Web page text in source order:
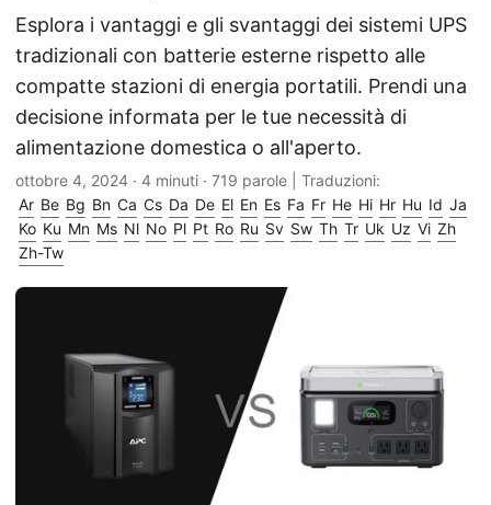
Esplora i vantaggi e gli svantaggi dei sistemi UPS
tradizionali con batterie esterne rispetto alle
compatte stazioni di energia portatili. Prendi una
decisione informata per le tue necessità di
alimentazione domestica o all'aperto.
ottobre 4, 2024 · 4 minuti · 719 parole | Traduzioni:
Ar Be Bg Bn Ca Cs Da De El En Es Fa Fr He Hi Hr Hu Id Ja
Ko Ku Mn Ms Nl No Pl Pt Ro Ru Sv Sw Th Tr Uk Uz Vi Zh
Zh-Tw